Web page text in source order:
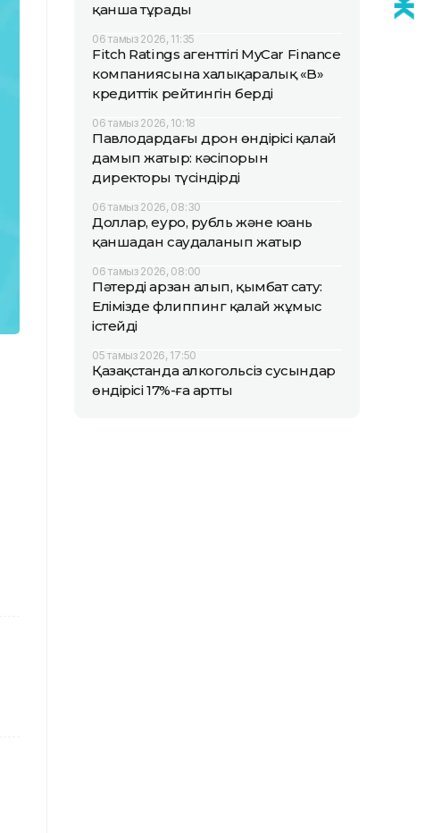
қанша тұрады
06 тамыз 2026, 11:35
Fitch Ratings агенттігі MyCar Finance
компаниясына халықаралық «B»
кредиттік рейтингін берді
06 тамыз 2026, 10:18
Павлодардағы дрон өндірісі қалай
дамып жатыр: кәсіпорын
директоры түсіндірді
06 тамыз 2026, 08:30
Доллар, еуро, рубль және юань
қаншадан саудаланып жатыр
06 тамыз 2026, 08:00
Пәтерді арзан алып, қымбат сату:
Елімізде флиппинг қалай жұмыс
істейді
05 тамыз 2026, 17:50
Қазақстанда алкогольсіз сусындар
өндірісі 17%-ға артты